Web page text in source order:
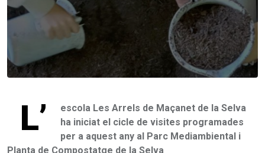
L’
escola Les Arrels de Maçanet de la Selva
ha iniciat el cicle de visites programades
per a aquest any al Parc Mediambiental i
Planta de Compostatge de la Selva